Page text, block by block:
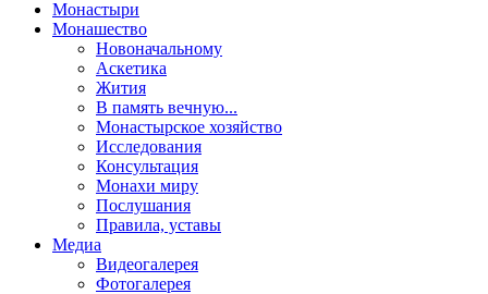
Монастыри
Монашество
Новоначальному
Аскетика
Жития
В память вечную...
Монастырское хозяйство
Исследования
Консультация
Монахи миру
Послушания
Правила, уставы
Медиа
Видеогалерея
Фотогалерея